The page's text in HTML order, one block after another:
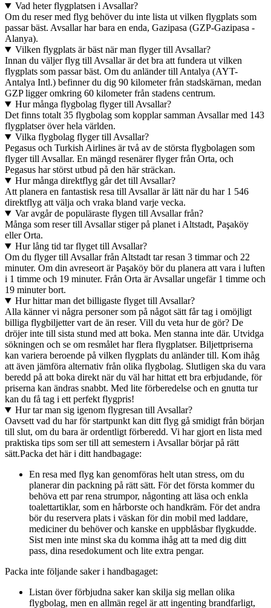
Vad heter flygplatsen i Avsallar?
Om du reser med flyg behöver du inte lista ut vilken flygplats som
passar bäst. Avsallar har bara en enda, Gazipasa (GZP-Gazipasa -
Alanya).
Vilken flygplats är bäst när man flyger till Avsallar?
Innan du väljer flyg till Avsallar är det bra att fundera ut vilken
flygplats som passar bäst. Om du anländer till Antalya (AYT-
Antalya Intl.) befinner du dig 90 kilometer från stadskärnan, medan
GZP ligger omkring 60 kilometer från stadens centrum.
Hur många flygbolag flyger till Avsallar?
Det finns totalt 35 flygbolag som kopplar samman Avsallar med 143
flygplatser över hela världen.
Vilka flygbolag flyger till Avsallar?
Pegasus och Turkish Airlines är två av de största flygbolagen som
flyger till Avsallar. En mängd resenärer flyger från Orta, och
Pegasus har störst utbud på den här sträckan.
Hur många direktflyg går det till Avsallar?
Att planera en fantastisk resa till Avsallar är lätt när du har 1 546
direktflyg att välja och vraka bland varje vecka.
Var avgår de populäraste flygen till Avsallar från?
Många som reser till Avsallar stiger på planet i Altstadt, Paşaköy
eller Orta.
Hur lång tid tar flyget till Avsallar?
Om du flyger till Avsallar från Altstadt tar resan 3 timmar och 22
minuter. Om din avreseort är Paşaköy bör du planera att vara i luften
i 1 timme och 19 minuter. Från Orta är Avsallar ungefär 1 timme och
19 minuter bort.
Hur hittar man det billigaste flyget till Avsallar?
Alla känner vi några personer som på något sätt får tag i omöjligt
billiga flygbiljetter vart de än reser. Vill du veta hur de gör? De
dröjer inte till sista stund med att boka. Men stanna inte där. Utvidga
sökningen och se om resmålet har flera flygplatser. Biljettpriserna
kan variera beroende på vilken flygplats du anländer till. Kom ihåg
att även jämföra alternativ från olika flygbolag. Slutligen ska du vara
beredd på att boka direkt när du väl har hittat ett bra erbjudande, för
priserna kan ändras snabbt. Med lite förberedelse och en gnutta tur
kan du få tag i ett perfekt flygpris!
Hur tar man sig igenom flygresan till Avsallar?
Oavsett vad du har för startpunkt kan ditt flyg gå smidigt från början
till slut, om du bara är ordentligt förberedd. Vi har gjort en lista med
praktiska tips som ser till att semestern i Avsallar börjar på rätt
sätt.Packa det här i ditt handbagage:
En resa med flyg kan genomföras helt utan stress, om du
planerar din packning på rätt sätt. För det första kommer du
behöva ett par rena strumpor, någonting att läsa och enkla
toalettartiklar, som en hårborste och handkräm. För det andra
bör du reservera plats i väskan för din mobil med laddare,
mediciner du behöver och kanske en uppblåsbar flygkudde.
Sist men inte minst ska du komma ihåg att ta med dig ditt
pass, dina resedokument och lite extra pengar.
Packa inte följande saker i handbagaget:
Listan över förbjudna saker kan skilja sig mellan olika
flygbolag, men en allmän regel är att ingenting brandfarligt,